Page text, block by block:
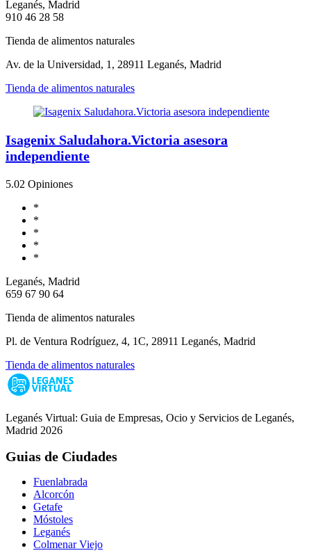
Leganés, Madrid
910 46 28 58
Tienda de alimentos naturales
Av. de la Universidad, 1, 28911 Leganés, Madrid
Tienda de alimentos naturales
Isagenix Saludahora.Victoria asesora
independiente
5.02 Opiniones
*
*
*
*
*
Leganés, Madrid
659 67 90 64
Tienda de alimentos naturales
Pl. de Ventura Rodríguez, 4, 1C, 28911 Leganés, Madrid
Tienda de alimentos naturales
Leganés Virtual: Guia de Empresas, Ocio y Servicios de Leganés,
Madrid 2026
Guias de Ciudades
Fuenlabrada
Alcorcón
Getafe
Móstoles
Leganés
Colmenar Viejo